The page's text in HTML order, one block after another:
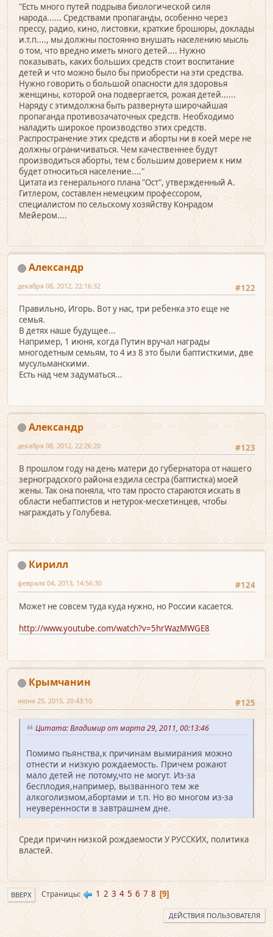
"Есть много путей подрыва биологической силя
народа...... Средствами пропаганды, особенно через
прессу, радио, кино, листовки, краткие брошюры, доклады
и.т.п...., мы должны постоянно внушать населению мысль
о том, что вредно иметь много детей.... Нужно
показывать, каких больших средств стоит воспитание
детей и что можно было бы приобрести на эти средства.
Нужно говорить о большой опасности для здоровья
женщины, которой она подвергается, рожая детей......
Наряду с этимдолжна быть развернута широчайшая
пропаганда противозачаточных средств. Необходимо
наладить широкое производство этих средств.
Распространение этих средств и аборты ни в коей мере не
должны ограничиваться. Чем качественнее будут
производиться аборты, тем с большим доверием к ним
будет относиться население...."
Цитата из генерального плана "Ост", утвержденный А.
Гитлером, составлен немецким профессором,
специалистом по сельскому хозяйству Конрадом
Мейером....
Александр
#122
декабря 08, 2012, 22:16:32
Правильно, Игорь. Вот у нас, три ребенка это еще не
семья.
В детях наше будущее...
Например, 1 июня, когда Путин вручал награды
многодетным семьям, то 4 из 8 это были баптисткими, две
мусульманскими.
Есть над чем задуматься...
Александр
#123
декабря 08, 2012, 22:26:20
В прошлом году на день матери до губернатора от нашего
зерноградского района ездила сестра (баптистка) моей
жены. Так она поняла, что там просто стараются искать в
области небаптистов и нетурок-месхетинцев, чтобы
награждать у Голубева.
Кирилл
#124
февраля 04, 2013, 14:56:30
Может не совсем туда куда нужно, но России касается.
http://www.youtube.com/watch?v=5hrWazMWGE8
Крымчанин
#125
июня 25, 2015, 20:43:10
Цитата: Владимир от марта 29, 2011, 00:13:46
Помимо пьянства,к причинам вымирания можно
отнести и низкую рождаемость. Причем рожают
мало детей не потому,что не могут. Из-за
бесплодия,например, вызванного тем же
алкоголизмом,абортами и т.п. Но во многом из-за
неуверенности в завтрашнем дне.
Среди причин низкой рождаемости У РУССКИХ, политика
властей.
ВВЕРХ Страницы 1 2 3 4 5 6 7 8 9
ДЕЙСТВИЯ ПОЛЬЗОВАТЕЛЯ